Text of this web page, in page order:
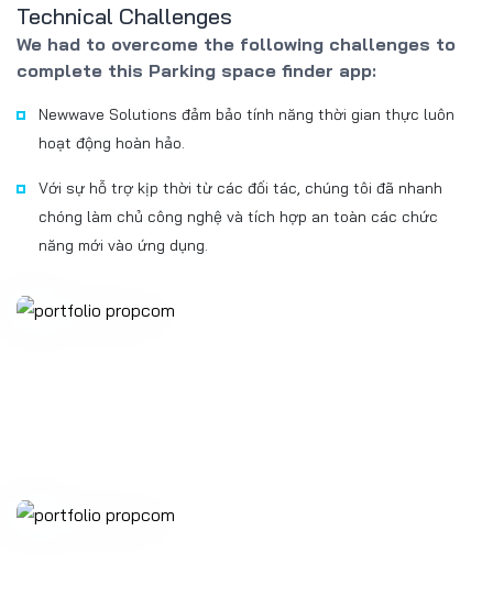
Technical Challenges
We had to overcome the following challenges to
complete this Parking space finder app:
Newwave Solutions đảm bảo tính năng thời gian thực luôn
hoạt động hoàn hảo.
Với sự hỗ trợ kịp thời từ các đối tác, chúng tôi đã nhanh
chóng làm chủ công nghệ và tích hợp an toàn các chức
năng mới vào ứng dụng.